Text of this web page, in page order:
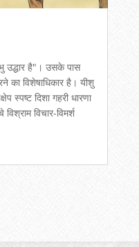
उद्धार है"। उसके पास
का विशेषाधिकार है। यीशु
स्पष्ट दिशा गहरी धारणा
विचार-विमर्श